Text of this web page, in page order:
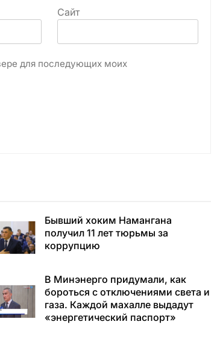
Сайт
для последующих моих
Бывший хоким Намангана
получил 11 лет тюрьмы за
коррупцию
В Минэнерго придумали, как
бороться с отключениями света и
газа. Каждой махалле выдадут
«энергетический паспорт»